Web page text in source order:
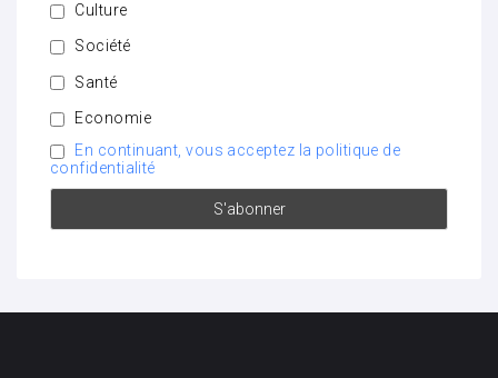
Culture
Société
Santé
Economie
En continuant, vous acceptez la politique de
confidentialité